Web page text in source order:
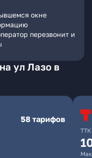
окне
перезвонит и
ул Лазо в
58 тарифов
ТТК